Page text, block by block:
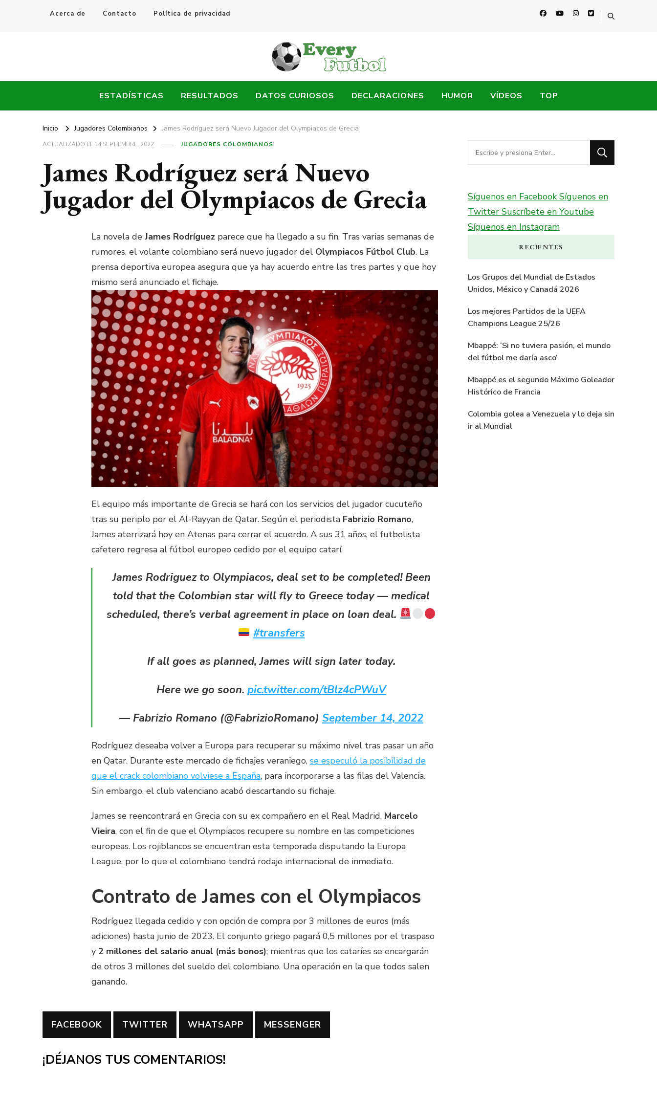
Acerca de Contacto Política de privacidad
Every Fútbol
ESTADÍSTICAS RESULTADOS DATOS CURIOSOS DECLARACIONES HUMOR VÍDEOS TOP
Inicio Jugadores Colombianos James Rodríguez será Nuevo Jugador del Olympiacos de Grecia
ACTUALIZADO EL14 SEPTIEMBRE, 2022 JUGADORES COLOMBIANOS
James Rodríguez será Nuevo
Jugador del Olympiacos de Grecia
La novela de James Rodríguez parece que ha llegado a su fin. Tras varias semanas de
rumores, el volante colombiano será nuevo jugador del Olympiacos Fútbol Club. La
prensa deportiva europea asegura que ya hay acuerdo entre las tres partes y que hoy
mismo será anunciado el fichaje.
El equipo más importante de Grecia se hará con los servicios del jugador cucuteño
tras su periplo por el Al-Rayyan de Qatar. Según el periodista Fabrizio Romano,
James aterrizará hoy en Atenas para cerrar el acuerdo. A sus 31 años, el futbolista
cafetero regresa al fútbol europeo cedido por el equipo catarí.
James Rodriguez to Olympiacos, deal set to be completed! Been
told that the Colombian star will fly to Greece today — medical
scheduled, there’s verbal agreement in place on loan deal.
#transfers
If all goes as planned, James will sign later today.
Here we go soon. pic.twitter.com/tBlz4cPWuV
— Fabrizio Romano (@FabrizioRomano) September 14, 2022
Rodríguez deseaba volver a Europa para recuperar su máximo nivel tras pasar un año
en Qatar. Durante este mercado de fichajes veraniego, se especuló la posibilidad de
que el crack colombiano volviese a España, para incorporarse a las filas del Valencia.
Sin embargo, el club valenciano acabó descartando su fichaje.
James se reencontrará en Grecia con su ex compañero en el Real Madrid, Marcelo
Vieira, con el fin de que el Olympiacos recupere su nombre en las competiciones
europeas. Los rojiblancos se encuentran esta temporada disputando la Europa
League, por lo que el colombiano tendrá rodaje internacional de inmediato.
Contrato de James con el Olympiacos
Rodríguez llegada cedido y con opción de compra por 3 millones de euros (más
adiciones) hasta junio de 2023. El conjunto griego pagará 0,5 millones por el traspaso
y 2 millones del salario anual (más bonos); mientras que los cataríes se encargarán
de otros 3 millones del sueldo del colombiano. Una operación en la que todos salen
ganando.
FACEBOOK TWITTER WHATSAPP MESSENGER
¡DÉJANOS TUS COMENTARIOS!
¿Buscas
algo?
Síguenos en FacebookSíguenos en
Twitter Suscríbete en Youtube
Síguenos en Instagram
RECIENTES
Los Grupos del Mundial de Estados
Unidos, México y Canadá 2026
Los mejores Partidos de la UEFA
Champions League 25/26
Mbappé: ‘Si no tuviera pasión, el mundo
del fútbol me daría asco’
Mbappé es el segundo Máximo Goleador
Histórico de Francia
Colombia golea a Venezuela y lo deja sin
ir al Mundial